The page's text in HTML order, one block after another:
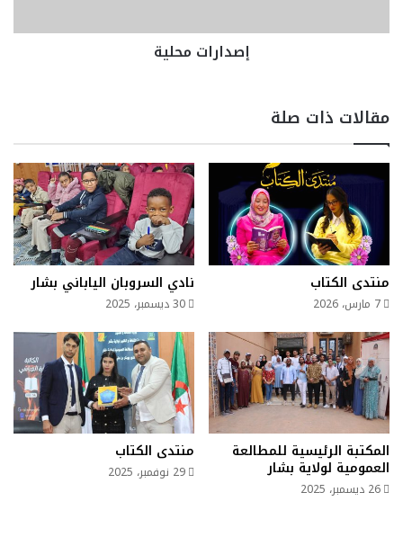
إصدارات محلية
مقالات ذات صلة
منتدى الكتاب
7 مارس، 2026
نادي السروبان الياباني بشار
30 ديسمبر، 2025
المكتبة الرئيسية للمطالعة
العمومية لولاية بشار
26 ديسمبر، 2025
منتدى الكتاب
29 نوفمبر، 2025